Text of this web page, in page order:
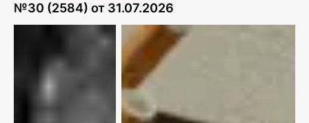
№30 (2584) от 31.07.2026